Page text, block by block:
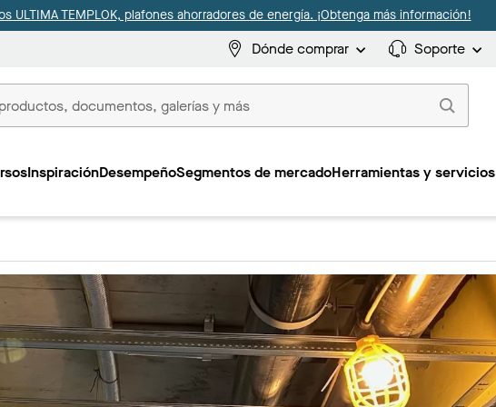
ULTIMA TEMPLOK, plafones ahorradores de energía. ¡Obtenga más información!
Dónde comprar Soporte
InspiraciónDesempeñoSegmentos de mercadoHerramientas y servicios